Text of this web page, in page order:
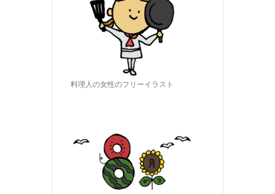
料理人の女性のフリーイラスト